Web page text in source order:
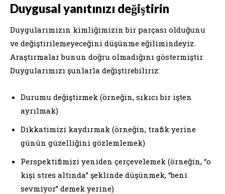
Duygusal yanıtınızı değiştirin
Duygularımızın kimliğimizin bir parçası olduğunu
ve değiştirilemeyeceğini düşünme eğilimindeyiz.
Araştırmalar bunun doğru olmadığını göstermiştir.
Duygularımızı şunlarla değiştirebiliriz:
Durumu değiştirmek (örneğin, sıkıcı bir işten
ayrılmak)
Dikkatimizi kaydırmak (örneğin, trafik yerine
günün güzelliğini gözlemlemek)
Perspektifimizi yeniden çerçevelemek (örneğin, “o
kişi stres altında” şeklinde düşünmek, “beni
sevmiyor” demek yerine)